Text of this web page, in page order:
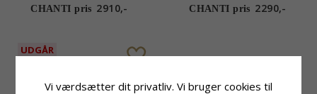
CHANTI pris 2910,- CHANTI pris 2290,-
UDGÅR
Vi værdsætter dit privatliv. Vi bruger cookies til